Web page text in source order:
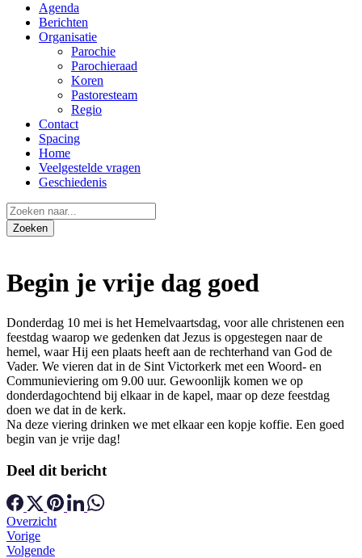
Agenda
Berichten
Organisatie
Parochie
Parochieraad
Koren
Pastoresteam
Regio
Contact
Spacing
Home
Veelgestelde vragen
Geschiedenis
Begin je vrije dag goed
Donderdag 10 mei is het Hemelvaartsdag, voor alle christenen een
feestdag waarop we gedenken dat Jezus is opgestegen naar de
hemel, waar Hij een plaats heeft aan de rechterhand van God de
Vader. We vieren dat in de Sint Victorkerk met een Woord- en
Communieviering om 9.00 uur. Gewoonlijk komen we op
donderdagochtend bij elkaar in de kapel, maar op deze feestdag
doen we dat in de kerk.
Na deze viering drinken we met elkaar een kopje koffie. Een goed
begin van je vrije dag!
Deel dit bericht
Overzicht
Vorige
Volgende